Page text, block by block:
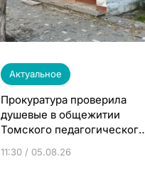
Актуальное
Прокуратура проверила
душевые в общежитии
Томского педагогического
11:30 / 05.08.26